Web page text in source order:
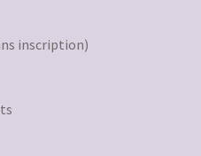
inscription)